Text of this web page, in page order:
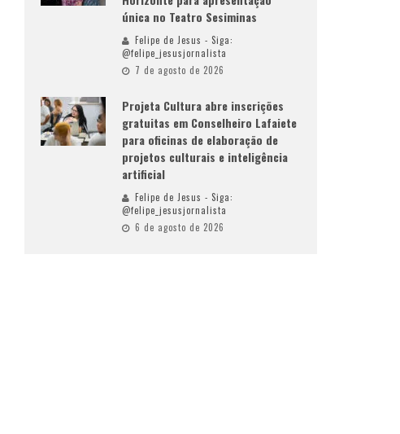
única no Teatro Sesiminas
Felipe de Jesus - Siga:
@felipe_jesusjornalista
7 de agosto de 2026
Projeta Cultura abre inscrições
gratuitas em Conselheiro Lafaiete
para oficinas de elaboração de
projetos culturais e inteligência
artificial
Felipe de Jesus - Siga:
@felipe_jesusjornalista
6 de agosto de 2026